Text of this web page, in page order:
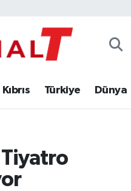
Kıbrıs Türkiye Dünya